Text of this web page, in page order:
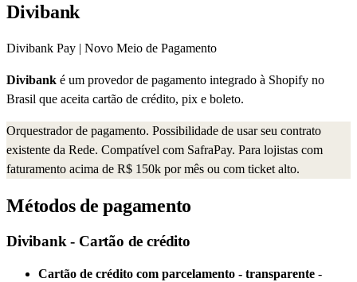
Divibank
Divibank Pay | Novo Meio de Pagamento
Divibank é um provedor de pagamento integrado à Shopify no
Brasil que aceita cartão de crédito, pix e boleto.
Orquestrador de pagamento. Possibilidade de usar seu contrato
existente da Rede. Compatível com SafraPay. Para lojistas com
faturamento acima de R$ 150k por mês ou com ticket alto.
Métodos de pagamento
Divibank - Cartão de crédito
Cartão de crédito com parcelamento - transparente -